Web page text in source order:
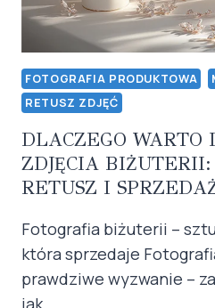
FOTOGRAFIA PRODUKTOWA
RETUSZ ZDJĘĆ
DLACZEGO WARTO
ZDJĘCIA
RETUSZ I
Fotografia biżuterii –
która sprzedaje
prawdziwe wyzwanie –
jak…